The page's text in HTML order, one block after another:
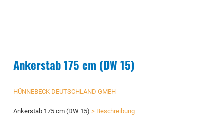
Ankerstab 175 cm (DW 15)
HÜNNEBECK DEUTSCHLAND GMBH
Ankerstab 175 cm (DW 15) > Beschreibung